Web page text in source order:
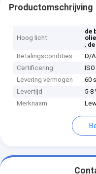
Productomschrijving
Hoog licht
de
,
Betalingscondities
D/
Certificering
ISO
Levering vermogen
60
Levertijd
5-8
Merknaam